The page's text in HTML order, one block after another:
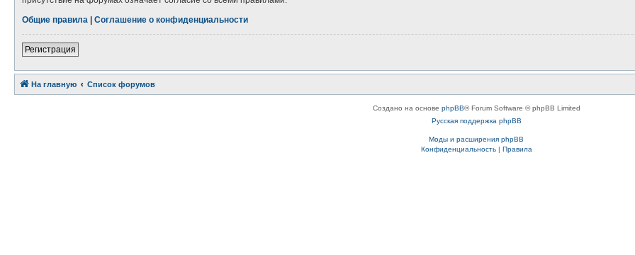
Общие правила | Соглашение о конфиденциальности
Регистрация
На главную Список форумов
Связаться с
Создано на основе phpBB® Forum Software © phpBB Limited
Русская поддержка phpBB
Моды и расширения phpBB
Конфиденциальность| Правила